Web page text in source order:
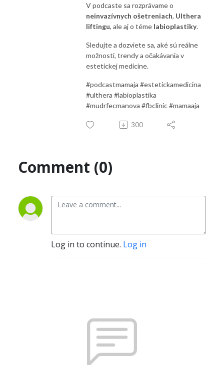
V podcaste sa rozprávame o
neinvazívnych ošetreniach, Ulthera
liftingu, ale aj o téme labioplastiky.
Sledujte a dozviete sa, aké sú reálne
možnosti, trendy a očakávania v
estetickej medicíne.
#podcastmamaja #estetickamedicina
#ulthera #labioplastika
#mudrfecmanova #fbclinic #mamaaja
300
Comment (0)
Log in to continue. Log in